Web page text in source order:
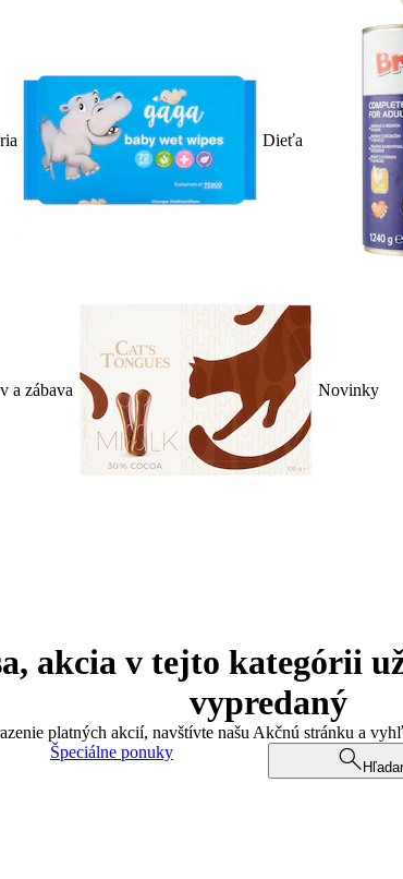
Dieťa
a zábava Novinky
akcia v tejto kategórii
vypredaný
platných akcií, navštívte našu Akčnú stránku a
Špeciálne ponuky